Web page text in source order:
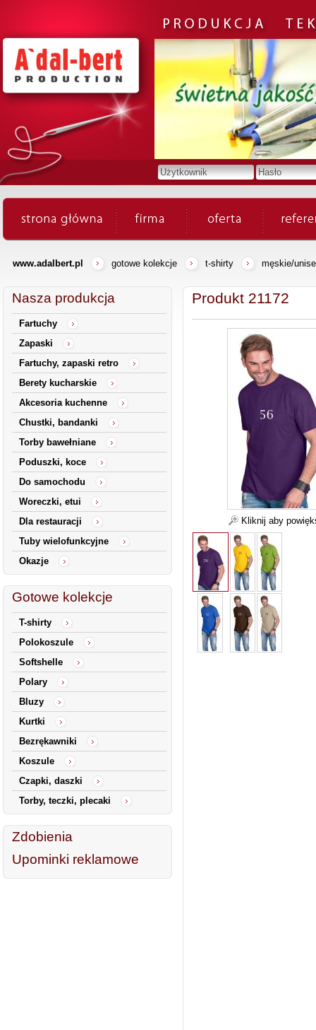
www.adalbert.pl gotowe kolekcje t-shirty męskie/
Nasza produkcja
Fartuchy
Zapaski
Fartuchy, zapaski retro
Berety kucharskie
Akcesoria kuchenne
Chustki, bandanki
Torby bawełniane
Poduszki, koce
Do samochodu
Woreczki, etui
Dla restauracji
Tuby wielofunkcyjne
Okazje
Gotowe kolekcje
T-shirty
Polokoszule
Softshelle
Polary
Bluzy
Kurtki
Bezrękawniki
Koszule
Czapki, daszki
Torby, teczki, plecaki
Zdobienia
Upominki reklamowe
Produkt 21172
Kliknij aby